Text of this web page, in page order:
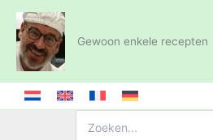
naar
inhoud
Gewoon enkele recepten